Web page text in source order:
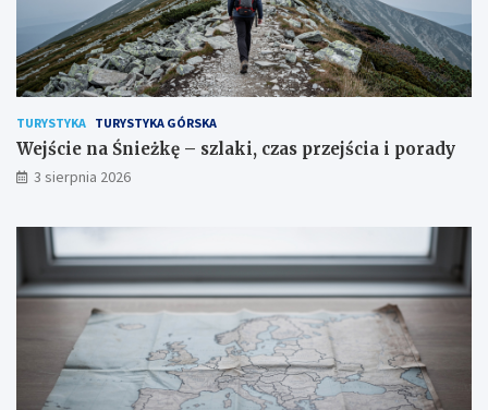
TURYSTYKA TURYSTYKA GÓRSKA
Wejście na Śnieżkę – szlaki, czas przejścia i porady
3 sierpnia 2026